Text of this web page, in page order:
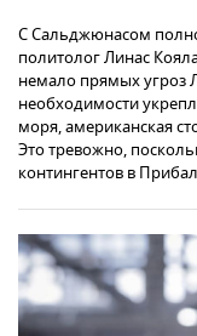
С Сальджюнасом
политолог Линас
немало прямых угроз
необходимости
моря, американская
Это тревожно,
контингентов в